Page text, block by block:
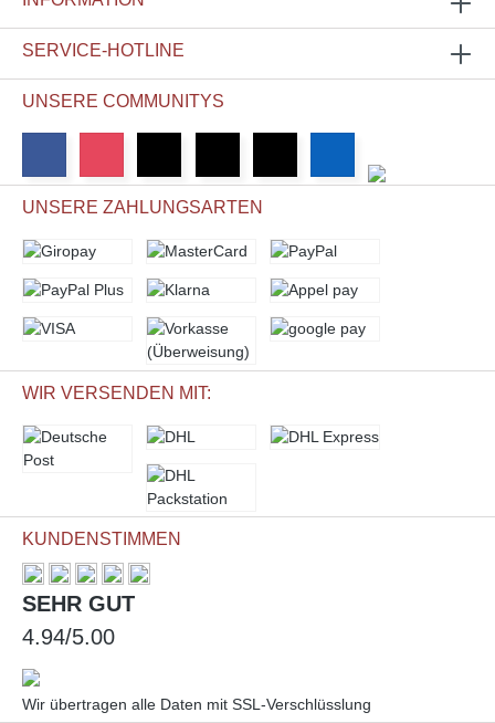
SERVICE-HOTLINE
UNSERE COMMUNITYS
UNSERE ZAHLUNGSARTEN
WIR VERSENDEN MIT:
KUNDENSTIMMEN
SEHR GUT
4.94/5.00
Wir übertragen alle Daten mit SSL-Verschlüsslung